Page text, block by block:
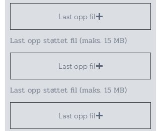
Last opp fil
Last opp støttet fil (maks. 15 MB)
Last opp fil
Last opp støttet fil (maks. 15 MB)
Last opp fil